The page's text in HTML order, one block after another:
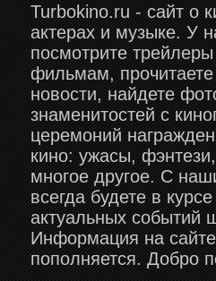
Turbokino.ru - сайт о
актерах и музыке. У
посмотрите
фильмам,
новости, найдете
знаменитостей с
церемоний
кино: ужасы,
многое другое. C
всегда будете в
актуальных событий
Информация на
пополняется. Добро